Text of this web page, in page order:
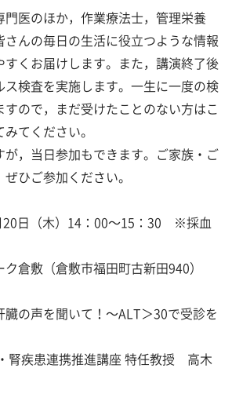
門医のほか，作業療法士，管理栄養
んの毎日の生活に役立つような情報
すくお届けします。また，講演終了後
ス検査を実施します。一生に一度の検
ので，まだ受けたことのない方はこ
てください。
，当日参加もできます。ご家族・ご
ひご参加ください。
20日（木）14：00～15：30 ※採血
ク倉敷（倉敷市福田町古新田940）
の声を聞いて！～ALT＞30で受診を
患連携推進講座 特任教授 高木